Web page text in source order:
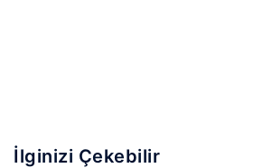
İlginizi Çekebilir